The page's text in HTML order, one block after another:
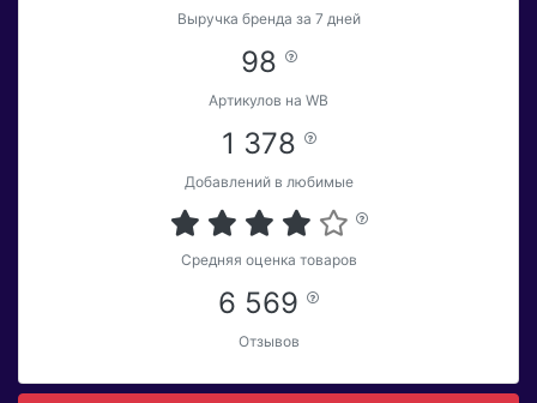
Выручка бренда за 7 дней
98
Артикулов на WB
1 378
Добавлений в любимые
Средняя оценка товаров
6 569
Отзывов